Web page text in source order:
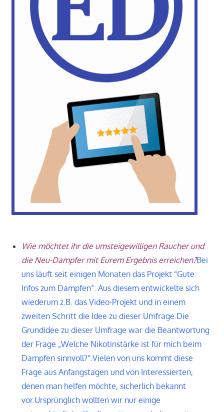
Wie möchtet ihr die umsteigewilligen Raucher und
die Neu-Dampfer mit Eurem Ergebnis erreichen?Bei
uns läuft seit einigen Monaten das Projekt “Gute
Infos zum Dampfen”. Aus diesem entwickelte sich
wiederum z.B. das Video-Projekt und in einem
zweiten Schritt die Idee zu dieser Umfrage. Die
Grundidee zu dieser Umfrage war die Beantwortung
der Frage „Welche Nikotinstärke ist für mich beim
Dampfen sinnvoll?“. Vielen von uns kommt diese
Frage aus Anfangstagen und von Interessierten,
denen man helfen möchte, sicherlich bekannt
vor. Ursprünglich wollten wir nur einige